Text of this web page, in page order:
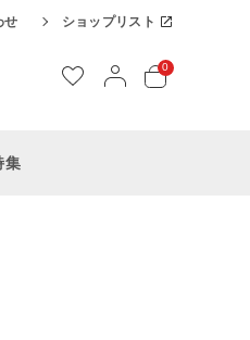
せ ショップリスト
0
集